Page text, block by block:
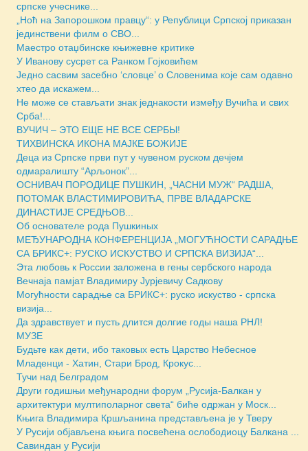
српске учеснике...
„Ноћ на Запорошком правцу“: у Републици Српској приказан
јединствени филм о СВО...
Маестро отаџбинске књижевне критике
У Иванову сусрет са Ранком Гојковићем
Једно сасвим засебно ‘словце’ о Словенима које сам одавно
хтео да искажем...
Не може се стављати знак једнакости између Вучића и свих
Срба!...
ВУЧИЧ – ЭТО ЕЩЕ НЕ ВСЕ СЕРБЫ!
ТИХВИНСКА ИКОНА МАЈКЕ БОЖИЈЕ
Деца из Српске први пут у чувеном руском дечјем
одмаралишту “Арљонок”...
ОСНИВАЧ ПОРОДИЦЕ ПУШКИН, „ЧАСНИ МУЖ“ РАДША,
ПОТОМАК ВЛАСТИМИРОВИЋА, ПРВЕ ВЛАДАРСКЕ
ДИНАСТИЈЕ СРЕДЊОВ...
Об основателе рода Пушкиных
МЕЂУНАРОДНА КОНФЕРЕНЦИЈА „МОГУЋНОСТИ САРАДЊЕ
СА БРИКС+: РУСКО ИСКУСТВО И СРПСКА ВИЗИЈА“...
Эта любовь к России заложена в гены сербского народа
Вечнаја памјат Владимиру Јурјевичу Садкову
Могућности сарадње са БРИКС+: руско искуство - српска
визија...
Да здравствует и пусть длится долгие годы наша РНЛ!
МУЗЕ
Будьте как дети, ибо таковых есть Царство Небесное
Младенци - Хатин, Стари Брод, Крокус...
Тучи над Белградом
Други годишњи међународни форум „Русија-Балкан у
архитектури мултиполарног света“ биће одржан у Моск...
Књига Владимира Кршљанина представљена је у Тверу
У Русији објављена књига посвећена ослободиоцу Балкана ...
Савиндан у Русији